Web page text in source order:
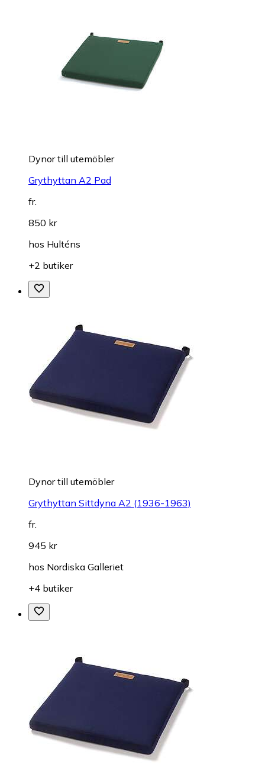
Dynor till utemöbler
Grythyttan A2 Pad
fr.
850 kr
hos Hulténs
+2 butiker
Dynor till utemöbler
Grythyttan Sittdyna A2 (1936-1963)
fr.
945 kr
hos Nordiska Galleriet
+4 butiker